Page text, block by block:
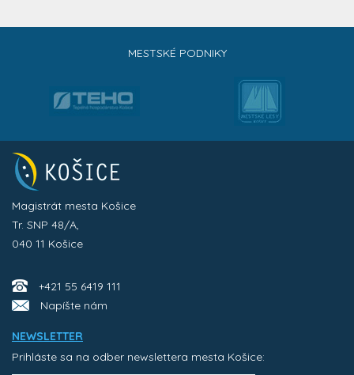
MESTSKÉ PODNIKY
Magistrát mesta Košice
Tr. SNP 48/A,
040 11 Košice
+421 55 6419 111
Napíšte nám
NEWSLETTER
Prihláste sa na odber newslettera mesta Košice: